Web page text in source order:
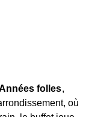
folles,
où